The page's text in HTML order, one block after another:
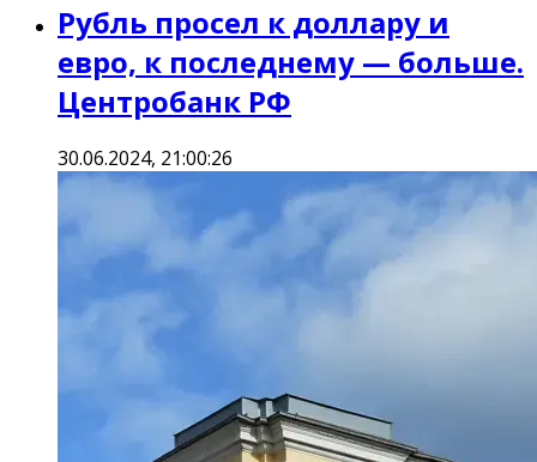
Рубль просел к доллару и
евро, к последнему — больше.
Центробанк РФ
30.06.2024, 21:00:26